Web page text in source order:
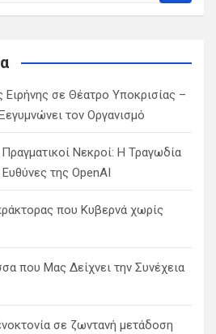
σε Θέατρο Υποκρισίας –
τον Οργανισμό
Νεκροί: Η Τραγωδία
της OpenAI
που Κυβερνά χωρίς
που Μας Δείχνει την Συνέχεια
σε ζωντανή μετάδοση